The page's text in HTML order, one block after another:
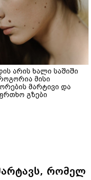
არის ხალი საშიში
მისი
მარტივი და
გზები
რომელ